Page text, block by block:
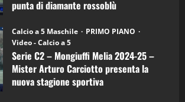
(Mongiuffi
punta di diamante rossoblù
Calcio a 5 Maschile
PRIMO PIANO
Video - Calcio a 5
Serie C2 – Mongiuffi Melia 2024-25 –
Mister Arturo Carciotto presenta la
nuova stagione sportiva
"SportEmpire" in Podcast Sport News
“SportEmpire” in Podcast: 27^ Puntata
(Martedi 14 Aprile 2026)
15/04/2026